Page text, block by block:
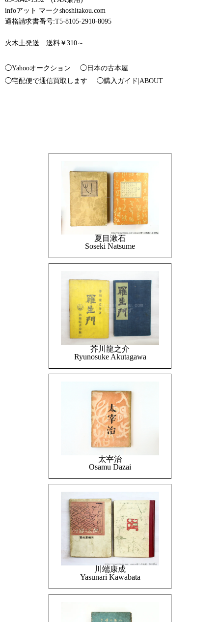
infoアット マークshoshitakou.com
適格請求書番号:T5-8105-2910-8095
火木土発送 送料￥310～
◯Yahooオークション
◯日本の古本屋
◯宅配便で通信買取します
◯購入ガイド|ABOUT
夏目漱石
Soseki Natsume
芥川龍之介
Ryunosuke Akutagawa
太宰治
Osamu Dazai
川端康成
Yasunari Kawabata